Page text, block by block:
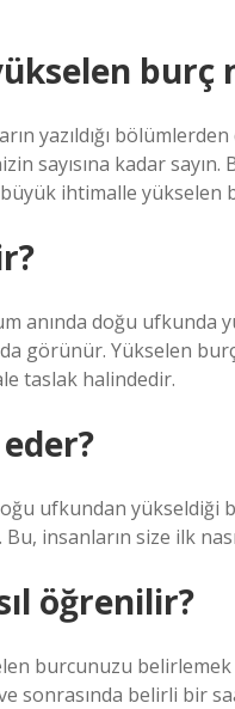
burç
yazıldığı
sayısına kadar
ihtimalle yükselen
anında doğu ufkunda
görünür. Yükselen
taslak halindedir.
ufkundan
insanların size ilk
öğrenilir?
burcunuzu
ve sonrasında belirli bir